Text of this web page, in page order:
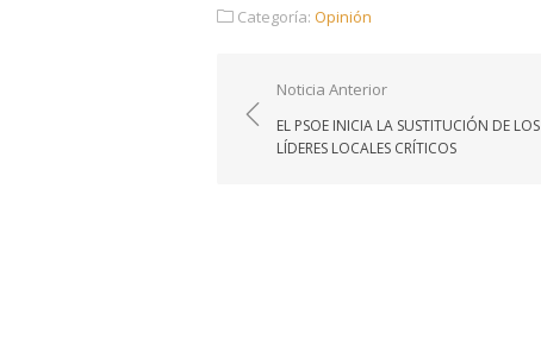
Categoría: Opinión
Navegación
de
entradas
Noticia Anterior
EL PSOE INICIA LA SUSTITUCIÓN DE LOS
LÍDERES LOCALES CRÍTICOS